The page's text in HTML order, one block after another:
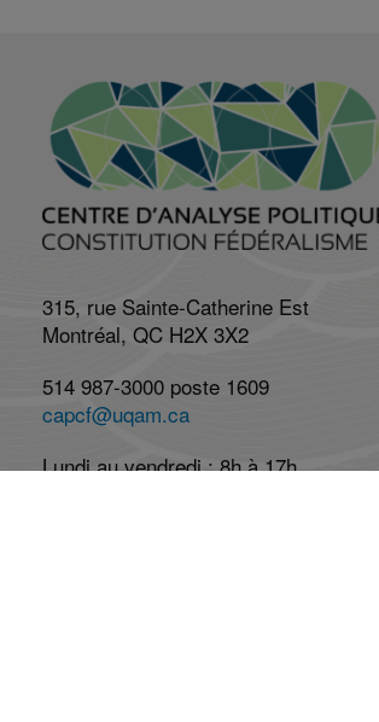
315, rue Sainte-Catherine Est
Montréal, QC H2X 3X2
514 987-3000 poste 1609
capcf@uqam.ca
Lundi au vendredi : 8h à 17h